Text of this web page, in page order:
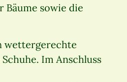
sowie die
wettergerechte
Im Anschluss